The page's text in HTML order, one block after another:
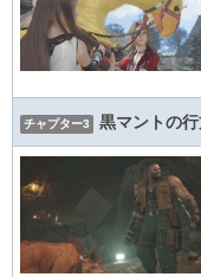
チャプター3 黒マントの